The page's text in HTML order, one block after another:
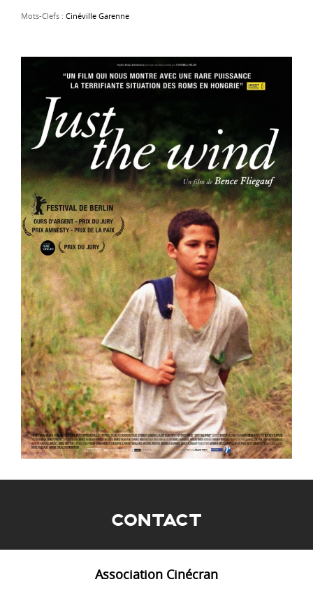
Mots-Clefs : Cinéville Garenne
CONTACT
Association Cinécran